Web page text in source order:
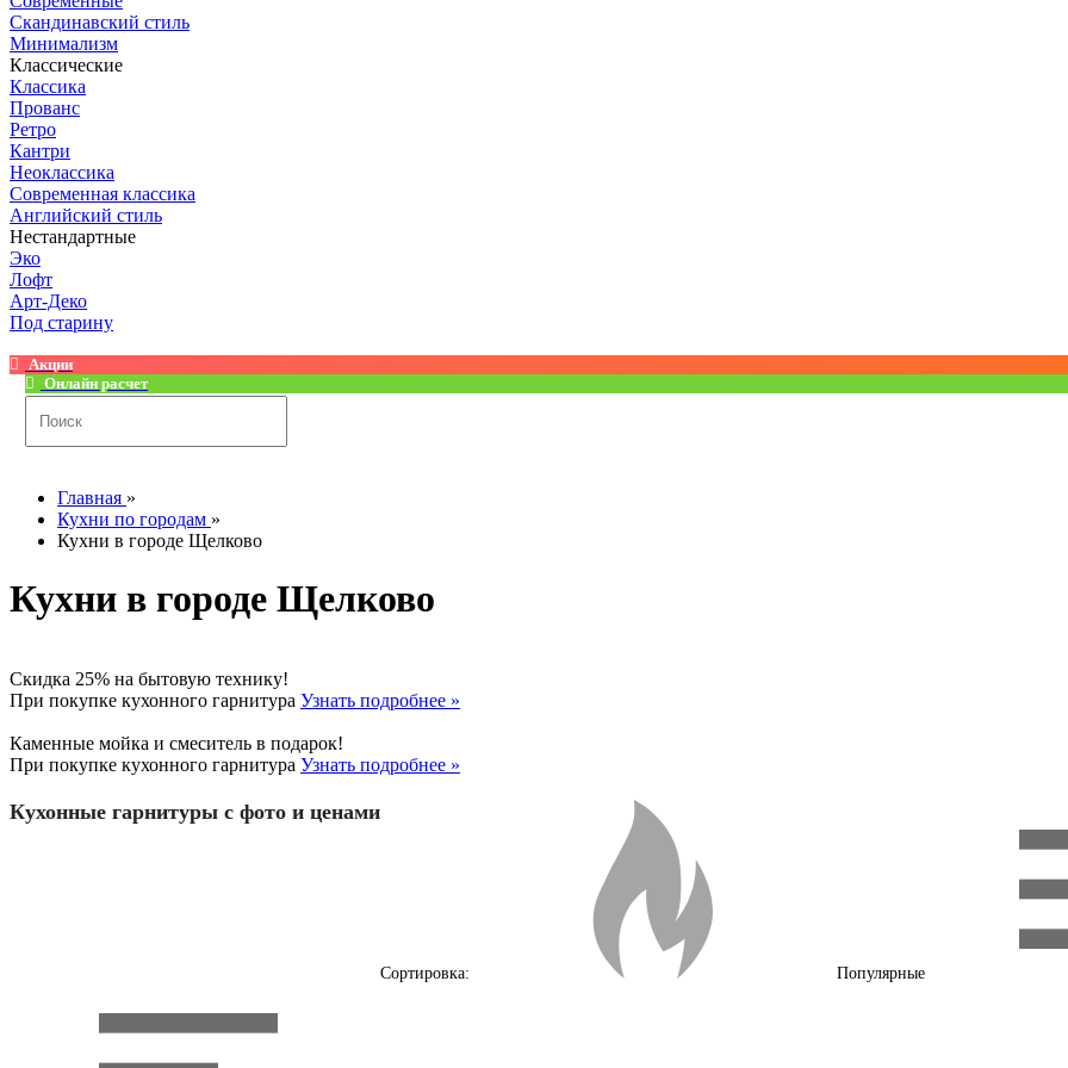
Скандинавский стиль
Минимализм
Классические
Классика
Прованс
Ретро
Кантри
Неоклассика
Современная классика
Английский стиль
Нестандартные
Эко
Лофт
Арт-Деко
Под старину
Акции
Онлайн расчет
Главная »
Кухни по городам »
Кухни в городе Щелково
Кухни в городе Щелково
Скидка 25% на бытовую технику!
При покупке кухонного гарнитура Узнать подробнее »
Каменные мойка и смеситель в подарок!
При покупке кухонного гарнитура Узнать подробнее »
Кухонные гарнитуры с фото и ценами
Сортировка: Популярные